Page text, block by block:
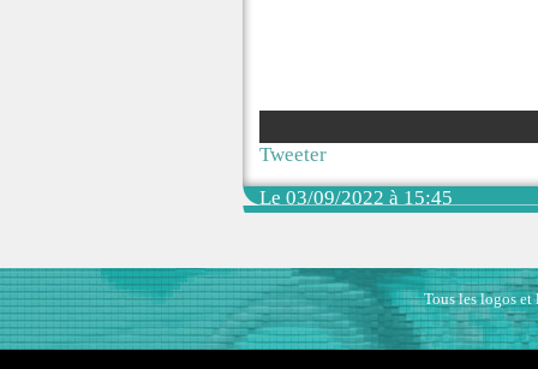
Tweeter
Le 03/09/2022 à 15:45
Tous les logos et